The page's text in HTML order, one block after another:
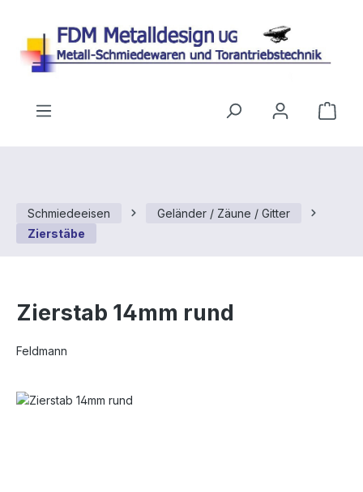
Schmiedeeisen
Geländer / Zäune / Gitter
Zierstäbe
Zierstab 14mm rund
Feldmann
Bildergalerie überspringen